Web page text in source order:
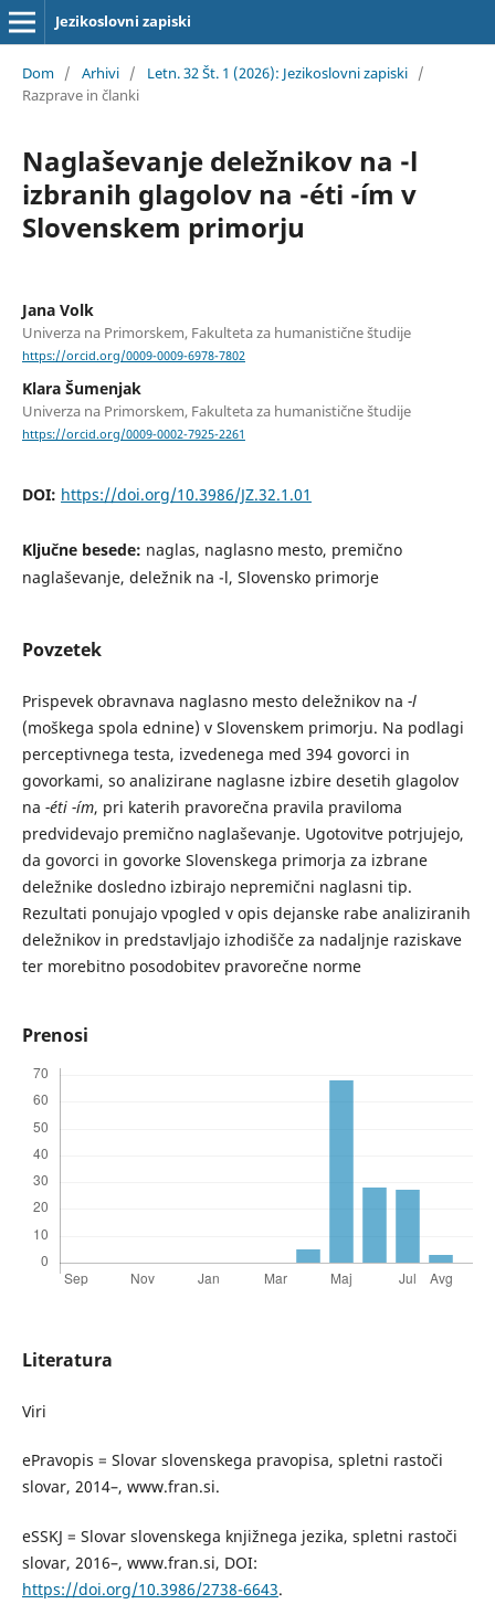
Jezikoslovni zapiski
Dom / Arhivi / Letn. 32 Št. 1 (2026): Jezikoslovni zapiski /
Razprave in članki
Naglaševanje deležnikov na -l
izbranih glagolov na -éti -ím v
Slovenskem primorju
Jana Volk
Univerza na Primorskem, Fakulteta za humanistične študije
https://orcid.org/0009-0009-6978-7802
Klara Šumenjak
Univerza na Primorskem, Fakulteta za humanistične študije
https://orcid.org/0009-0002-7925-2261
DOI: https://doi.org/10.3986/JZ.32.1.01
Ključne besede: naglas, naglasno mesto, premično
naglaševanje, deležnik na -l, Slovensko primorje
Povzetek
Prispevek obravnava naglasno mesto deležnikov na -l
(moškega spola ednine) v Slovenskem primorju. Na podlagi
perceptivnega testa, izvedenega med 394 govorci in
govorkami, so analizirane naglasne izbire desetih glagolov
na -éti -ím, pri katerih pravorečna pravila praviloma
predvidevajo premično naglaševanje. Ugotovitve potrjujejo,
da govorci in govorke Slovenskega primorja za izbrane
deležnike dosledno izbirajo nepremični naglasni tip.
Rezultati ponujajo vpogled v opis dejanske rabe analiziranih
deležnikov in predstavljajo izhodišče za nadaljnje raziskave
ter morebitno posodobitev pravorečne norme
Prenosi
Literatura
Viri
ePravopis = Slovar slovenskega pravopisa, spletni rastoči
slovar, 2014–, www.fran.si.
eSSKJ = Slovar slovenskega knjižnega jezika, spletni rastoči
slovar, 2016–, www.fran.si, DOI:
https://doi.org/10.3986/2738-6643.